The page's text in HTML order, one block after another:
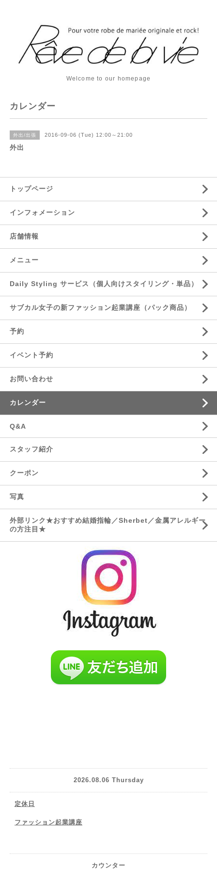
Welcome to our homepage
カレンダー
外出/出張 2016-09-06 (Tue) 12:00～21:00
外出
トップページ
インフォメーション
店舗情報
メニュー
Daily Styling サービス（個人向けスタイリング・単品）
サブカル女子の新ファッション起業講座（パック商品）
予約
イベント予約
お問い合わせ
カレンダー
Q&A
スタッフ紹介
クーポン
写真
外部リンク★おすすめ結婚指輪／Sherbet／金属アレルギー
の方注目★
2026.08.06 Thursday
定休日
ファッション起業講座
カウンター